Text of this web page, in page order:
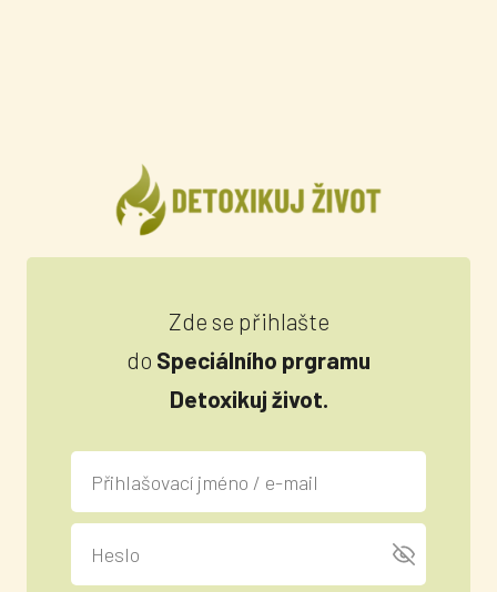
Zde se přihlašte
do Speciálního prgramu
Detoxikuj život.